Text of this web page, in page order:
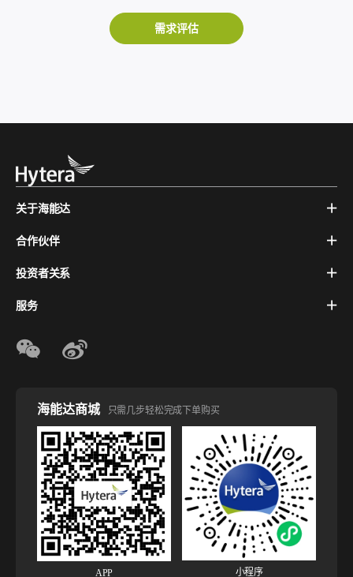
需求评估
关于海能达
合作伙伴
投资者关系
服务
海能达商城 只需几步轻松完成下单购买
APP 小程序